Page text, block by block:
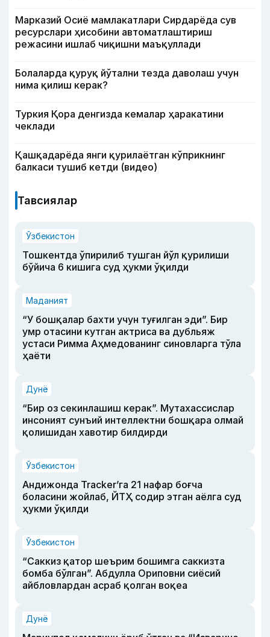
Марказий Осиё мамлакатлари Сирдарёда сув
ресурслари ҳисобини автоматлаштириш
режасини ишлаб чиқишни маъқуллади
Болаларда қуруқ йўтални тезда даволаш учун
нима қилиш керак?
Туркия Қора денгизда кемалар ҳаракатини
чеклади
Қашқадарёда янги қурилаётган кўприкнинг
балкаси тушиб кетди (видео)
Тавсиялар
Ўзбекистон
Тошкентда ўпирилиб тушган йўл қурилиши
бўйича 6 кишига суд ҳукми ўқилди
Маданият
“У бошқалар бахти учун туғилган эди”. Бир
умр отасини кутган актриса ва дубльяж
устаси Римма Аҳмедованинг синовларга тўла
ҳаёти
Дунё
“Бир оз секинлашиш керак”. Мутахассислар
инсоният сунъий интеллектни бошқара олмай
қолишидан хавотир билдирди
Ўзбекистон
Андижонда Tracker’га 21 нафар боғча
боласини жойлаб, ЙТҲ содир этган аёлга суд
ҳукми ўқилди
Ўзбекистон
“Саккиз қатор шеърим бошимга саккизта
бомба бўлган”. Абдулла Ориповни сиёсий
айбловлардан асраб қолган воқеа
Дунё